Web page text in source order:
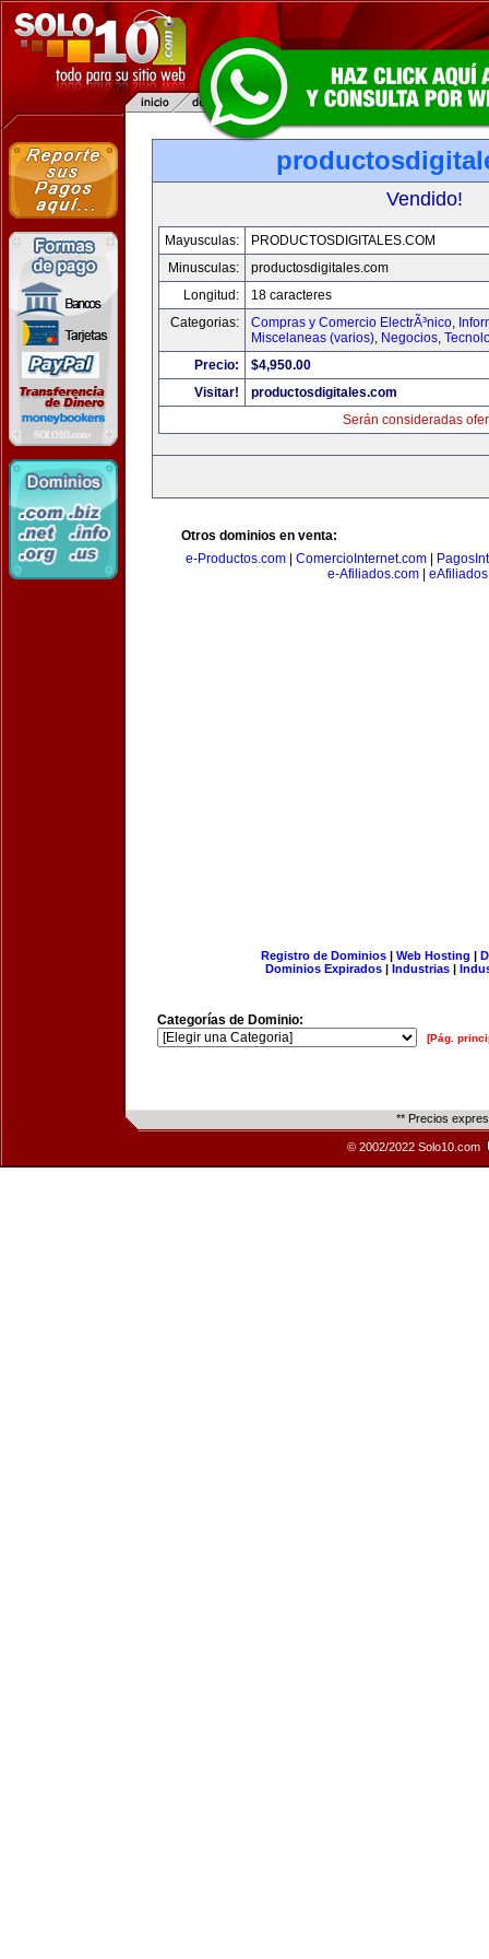
Vendido!
Mayusculas:
PRODUCTOSDIGITALES.COM
Minusculas:
productosdigitales.com
Longitud:
18 caracteres
Categorias:
Compras y Comercio ElectrÃ³nico,
Miscelaneas (varios), Negocios,
Precio:
$4,950.00
Visitar!
productosdigitales.com
Serán consideradas
Otros dominios en venta:
e-Productos.com
ComercioInternet.com
e-Afiliados.com|
Registro de Dominios| Web Hosting |
Dominios Expirados | Industrias |
Categorías de Dominio:
[Pág.
** Precios
© 2002/2022 Solo10.com